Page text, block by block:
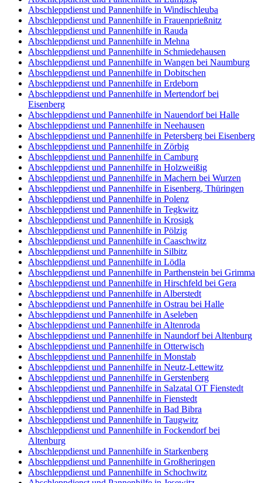
Abschleppdienst und Pannenhilfe in Windischleuba
Abschleppdienst und Pannenhilfe in Frauenprießnitz
Abschleppdienst und Pannenhilfe in Rauda
Abschleppdienst und Pannenhilfe in Mehna
Abschleppdienst und Pannenhilfe in Schmiedehausen
Abschleppdienst und Pannenhilfe in Wangen bei Naumburg
Abschleppdienst und Pannenhilfe in Dobitschen
Abschleppdienst und Pannenhilfe in Erdeborn
Abschleppdienst und Pannenhilfe in Mertendorf bei
Eisenberg
Abschleppdienst und Pannenhilfe in Nauendorf bei Halle
Abschleppdienst und Pannenhilfe in Neehausen
Abschleppdienst und Pannenhilfe in Petersberg bei Eisenberg
Abschleppdienst und Pannenhilfe in Zörbig
Abschleppdienst und Pannenhilfe in Camburg
Abschleppdienst und Pannenhilfe in Holzweißig
Abschleppdienst und Pannenhilfe in Machern bei Wurzen
Abschleppdienst und Pannenhilfe in Eisenberg, Thüringen
Abschleppdienst und Pannenhilfe in Polenz
Abschleppdienst und Pannenhilfe in Tegkwitz
Abschleppdienst und Pannenhilfe in Krosigk
Abschleppdienst und Pannenhilfe in Pölzig
Abschleppdienst und Pannenhilfe in Caaschwitz
Abschleppdienst und Pannenhilfe in Silbitz
Abschleppdienst und Pannenhilfe in Lödla
Abschleppdienst und Pannenhilfe in Parthenstein bei Grimma
Abschleppdienst und Pannenhilfe in Hirschfeld bei Gera
Abschleppdienst und Pannenhilfe in Alberstedt
Abschleppdienst und Pannenhilfe in Ostrau bei Halle
Abschleppdienst und Pannenhilfe in Aseleben
Abschleppdienst und Pannenhilfe in Altenroda
Abschleppdienst und Pannenhilfe in Naundorf bei Altenburg
Abschleppdienst und Pannenhilfe in Otterwisch
Abschleppdienst und Pannenhilfe in Monstab
Abschleppdienst und Pannenhilfe in Neutz-Lettewitz
Abschleppdienst und Pannenhilfe in Gerstenberg
Abschleppdienst und Pannenhilfe in Salzatal OT Fienstedt
Abschleppdienst und Pannenhilfe in Fienstedt
Abschleppdienst und Pannenhilfe in Bad Bibra
Abschleppdienst und Pannenhilfe in Taugwitz
Abschleppdienst und Pannenhilfe in Fockendorf bei
Altenburg
Abschleppdienst und Pannenhilfe in Starkenberg
Abschleppdienst und Pannenhilfe in Großheringen
Abschleppdienst und Pannenhilfe in Schochwitz